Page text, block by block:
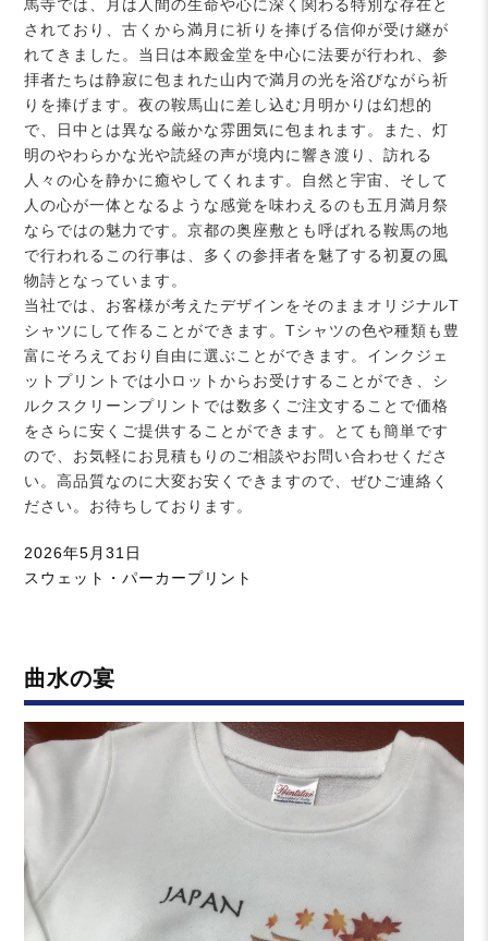
馬寺では、月は人間の生命や心に深く関わる特別な存在と
されており、古くから満月に祈りを捧げる信仰が受け継が
れてきました。当日は本殿金堂を中心に法要が行われ、参
拝者たちは静寂に包まれた山内で満月の光を浴びながら祈
りを捧げます。夜の鞍馬山に差し込む月明かりは幻想的
で、日中とは異なる厳かな雰囲気に包まれます。また、灯
明のやわらかな光や読経の声が境内に響き渡り、訪れる
人々の心を静かに癒やしてくれます。自然と宇宙、そして
人の心が一体となるような感覚を味わえるのも五月満月祭
ならではの魅力です。京都の奥座敷とも呼ばれる鞍馬の地
で行われるこの行事は、多くの参拝者を魅了する初夏の風
物詩となっています。
当社では、お客様が考えたデザインをそのままオリジナルT
シャツにして作ることができます。Tシャツの色や種類も豊
富にそろえており自由に選ぶことができます。インクジェ
ットプリントでは小ロットからお受けすることができ、シ
ルクスクリーンプリントでは数多くご注文することで価格
をさらに安くご提供することができます。とても簡単です
ので、お気軽にお見積もりのご相談やお問い合わせくださ
い。高品質なのに大変お安くできますので、ぜひご連絡く
ださい。お待ちしております。
投
稿
2026年5月31日
カ
ー
スウェット・パーカープリント
曲水の宴